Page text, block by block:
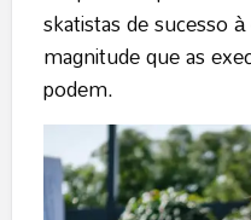
skatistas de sucesso
magnitude que as
podem.